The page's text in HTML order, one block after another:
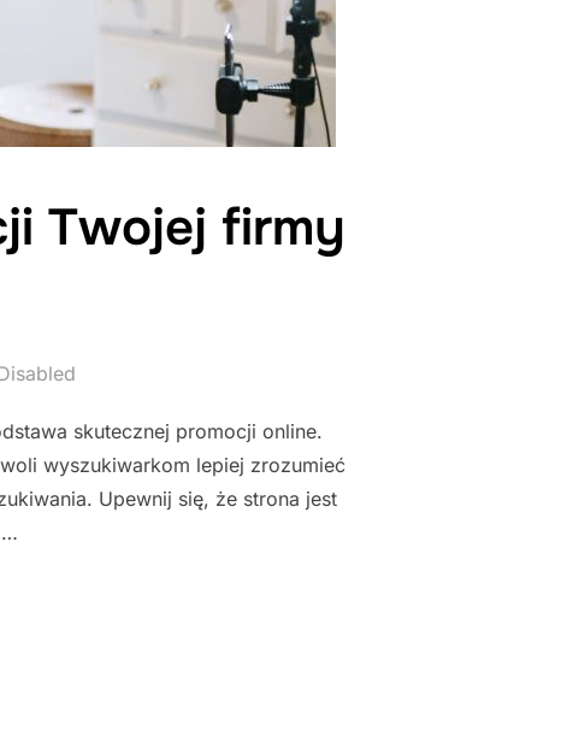
Twojej firmy
skutecznej promocji online.
wyszukiwarkom lepiej zrozumieć
Upewnij się, że strona jest
…